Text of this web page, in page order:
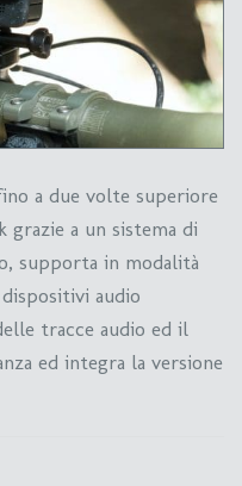
a due volte superiore
grazie a un sistema di
supporta in modalità
audio
tracce audio ed il
ed integra la versione